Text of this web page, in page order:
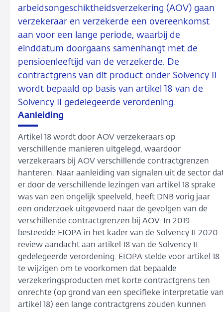
arbeidsongeschiktheidsverzekering (AOV) gaan
verzekeraar en verzekerde een overeenkomst
aan voor een lange periode, waarbij de
einddatum doorgaans samenhangt met de
pensioenleeftijd van de verzekerde. De
contractgrens van dit product onder Solvency II
wordt bepaald op basis van artikel 18 van de
Solvency II gedelegeerde verordening.
Aanleiding
Artikel 18 wordt door AOV verzekeraars op
verschillende manieren uitgelegd, waardoor
verzekeraars bij AOV verschillende contractgrenzen
hanteren. Naar aanleiding van signalen uit de sector
er door de verschillende lezingen van artikel 18 sprake
was van een ongelijk speelveld, heeft DNB vorig jaar
een onderzoek uitgevoerd naar de gevolgen van de
verschillende contractgrenzen bij AOV. In 2019
besteedde EIOPA in het kader van de Solvency II 2020
review aandacht aan artikel 18 van de Solvency II
gedelegeerde verordening. EIOPA stelde voor artikel 18
te wijzigen om te voorkomen dat bepaalde
verzekeringsproducten met korte contractgrens ten
onrechte (op grond van een specifieke interpretatie
artikel 18) een lange contractgrens zouden kunnen